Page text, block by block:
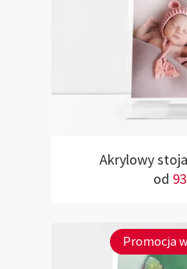
Akrylowy
od
Promocja